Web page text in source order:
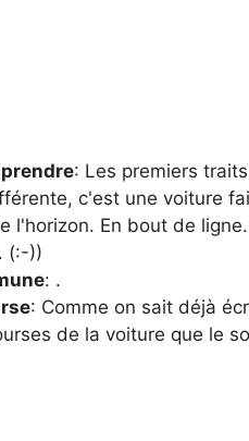
: Les premiers
c'est une voiture
l'horizon. En bout de
(:-))
: .
: Comme on sait déjà
de la voiture que le